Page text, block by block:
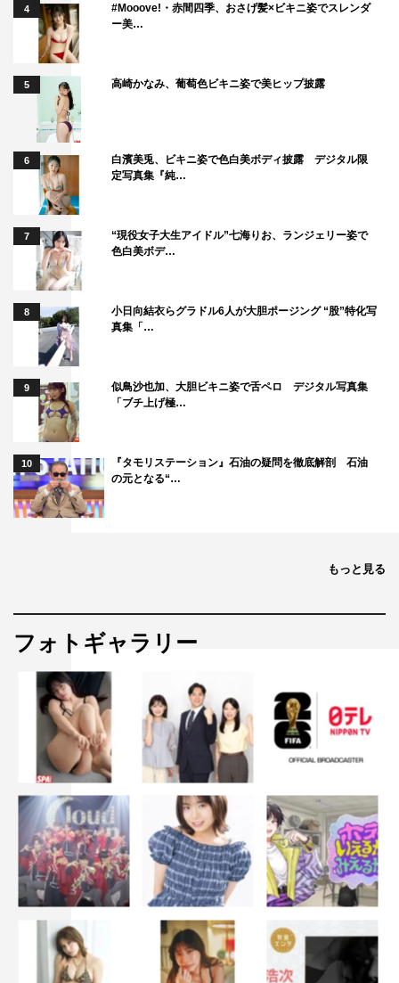
©フジテレビ
あんり ハライチ ぼる塾
北乃きい
4
#Mooove!・赤間四季、おさげ髪×ビキニ姿でスレンダ
ー美…
5 高崎かなみ、葡萄色ビキニ姿で美ヒップ披露
6
白濱美兎、ビキニ姿で色白美ボディ披露 デジタル限
定写真集『純…
7
“現役女子大生アイドル”七海りお、ランジェリー姿で
色白美ボデ…
8
小日向結衣らグラドル6人が大胆ポージング “股”特化写
真集「…
9
似鳥沙也加、大胆ビキニ姿で舌ペロ デジタル写真集
「ブチ上げ極…
10
『タモリステーション』石油の疑問を徹底解剖 石油
の元となる“…
もっと見る
フォトギャラリー